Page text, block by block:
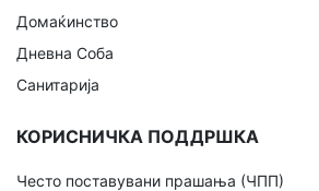
Домаќинство
Дневна Соба
Санитарија
КОРИСНИЧКА ПОДДРШКА
Често поставувани прашања (ЧПП)